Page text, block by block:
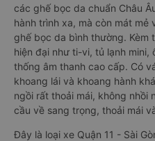
các ghế bọc da chuẩn Châu
hành trình xa, mà còn mát mẻ
ghế bọc da bình thường. Kèm
hiện đại như ti-vi, tủ lạnh mini,
thống âm thanh cao cấp. Có
khoang lái và khoang hành
ngồi rất thoải mái, không nhồi
cầu về sang trọng, thoải mái
Đây là loại xe Quận 11 - Sài